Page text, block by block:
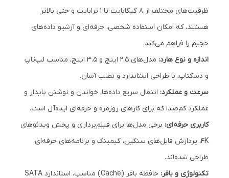
ظرفیت‌های مختلف از ۸ گیگابایت تا ۱ ترابایت و حتی بالاتر
هستند، که امکان استفاده شخصی، حرفه‌ای و آرشیو داده‌های
حجیم را فراهم می‌کند.
اندازه و نوع هارد:
مدل‌های ۲.۵ اینچ و ۳.۵ اینچ، مناسب لپ‌تاپ
و دسکتاپ، با طراحی استاندارد و نصب آسان.
سرعت و عملکرد: انتقال سریع داده‌ها، خواندن و نوشتن پایدار و
عملکرد کم‌صدا که برای کارهای روزمره و حرفه‌ای ایده‌آل است.
کاربری حرفه‌ای: برخی مدل‌ها برای فیلم‌برداری و پخش ویدئوهای
4K، پردازش فایل‌های سنگین، گیمینگ و برنامه‌های حرفه‌ای
طراحی شده‌اند.
تکنولوژی و بافر:
حافظه بافر (Cache) مناسب، استاندارد SATA